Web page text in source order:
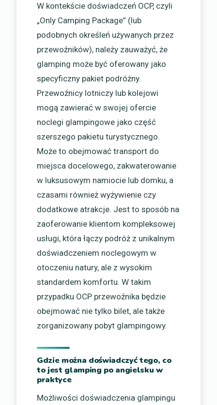
W kontekście doświadczeń OCP, czyli
„Only Camping Package” (lub
podobnych określeń używanych przez
przewoźników), należy zauważyć, że
glamping może być oferowany jako
specyficzny pakiet podróżny.
Przewoźnicy lotniczy lub kolejowi
mogą zawierać w swojej ofercie
noclegi glampingowe jako część
szerszego pakietu turystycznego.
Może to obejmować transport do
miejsca docelowego, zakwaterowanie
w luksusowym namiocie lub domku, a
czasami również wyżywienie czy
dodatkowe atrakcje. Jest to sposób na
zaoferowanie klientom kompleksowej
usługi, która łączy podróż z unikalnym
doświadczeniem noclegowym w
otoczeniu natury, ale z wysokim
standardem komfortu. W takim
przypadku OCP przewoźnika będzie
obejmować nie tylko bilet, ale także
zorganizowany pobyt glampingowy.
Gdzie można doświadczyć tego, co
to jest glamping po angielsku w
praktyce
Możliwości doświadczenia glampingu